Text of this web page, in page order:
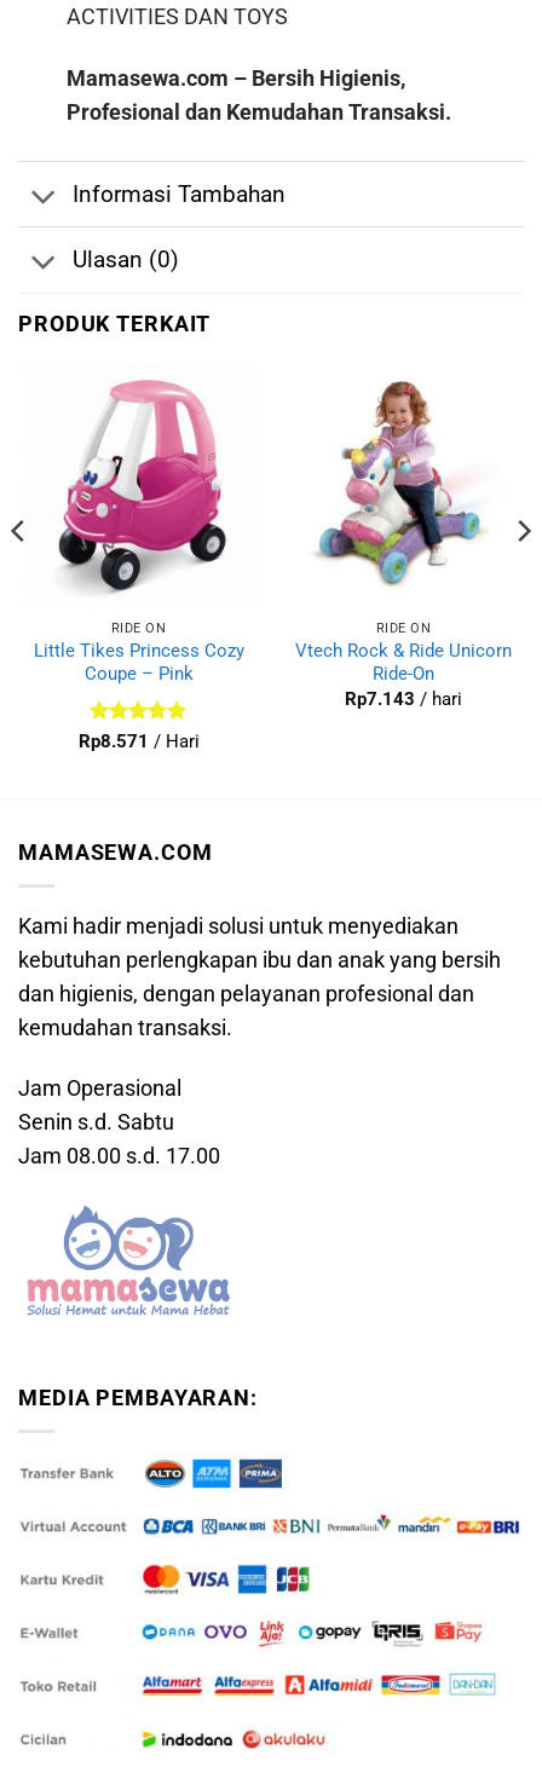
ACTIVITIES DANTOYS
Mamasewa.com – Bersih Higienis,
Profesional dan Kemudahan Transaksi.
Informasi Tambahan
Ulasan (0)
PRODUK TERKAIT
RIDE ON
Little Tikes Princess Cozy
Coupe – Pink
Dinilai 5
Rp8.571 / Hari
RIDE ON
Vtech Rock & Ride Unicorn
Ride-On
Rp7.143 / hari
MAMASEWA.COM
Kami hadir menjadi solusi untuk menyediakan
kebutuhan perlengkapan ibu dan anak yang bersih
dan higienis, dengan pelayanan profesional dan
kemudahan transaksi.
Jam Operasional
Senin s.d. Sabtu
Jam 08.00 s.d. 17.00
MEDIA PEMBAYARAN: